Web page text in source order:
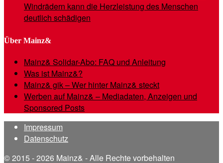
Windrädern kann die Herzleistung des Menschen
deutlich schädigen
Über Mainz&
Mainz& Solidar-Abo: FAQ und Anleitung
Was ist Mainz&?
Mainz& gik – Wer hinter Mainz& steckt
Werben auf Mainz& – Mediadaten, Anzeigen und
Sponsored Posts
Impressum
Datenschutz
© 2015 - 2026 Mainz& - Alle Rechte vorbehalten